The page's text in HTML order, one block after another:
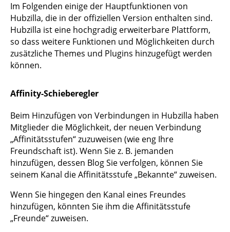
Im Folgenden einige der Hauptfunktionen von
Hubzilla, die in der offiziellen Version enthalten sind.
Hubzilla ist eine hochgradig erweiterbare Plattform,
so dass weitere Funktionen und Möglichkeiten durch
zusätzliche Themes und Plugins hinzugefügt werden
können.
Affinity-Schieberegler
Beim Hinzufügen von Verbindungen in Hubzilla haben
Mitglieder die Möglichkeit, der neuen Verbindung
„Affinitätsstufen“ zuzuweisen (wie eng Ihre
Freundschaft ist). Wenn Sie z. B. jemanden
hinzufügen, dessen Blog Sie verfolgen, können Sie
seinem Kanal die Affinitätsstufe „Bekannte“ zuweisen.
Wenn Sie hingegen den Kanal eines Freundes
hinzufügen, könnten Sie ihm die Affinitätsstufe
„Freunde“ zuweisen.